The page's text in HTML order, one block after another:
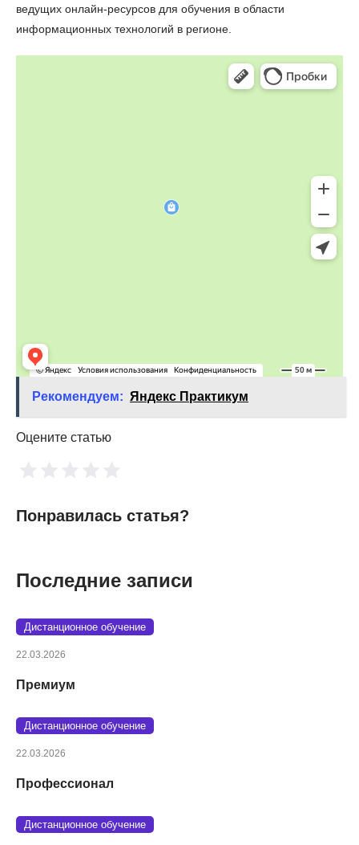
ведущих онлайн-ресурсов для обучения в области
информационных технологий в регионе.
Рекомендуем: Яндекс Практикум
Оцените статью
Понравилась статья?
Последние записи
Дистанционное обучение
22.03.2026
Премиум
Дистанционное обучение
22.03.2026
Профессионал
Дистанционное обучение